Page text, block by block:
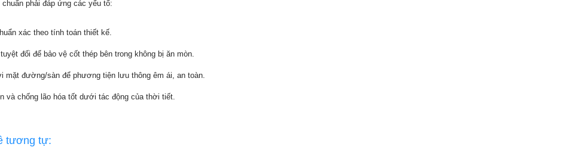
chuẩn phải đáp ứng các yếu tố:
xác theo tính toán thiết kế.
đối để bảo vệ cốt thép bên trong không bị ăn mòn.
mặt đường/sàn để phương tiện lưu thông êm ái, an toàn.
và chống lão hóa tốt dưới tác động của thời tiết.
tương tự: